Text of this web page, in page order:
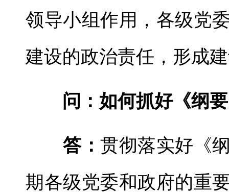
领导小组作用，各级党
建设的政治责任，形成
问：如何抓好《纲
答：贯彻落实好《
期各级党委和政府的重